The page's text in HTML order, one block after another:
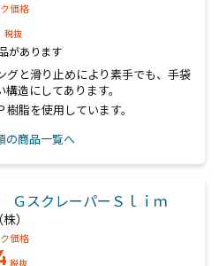
価格
税抜
があります
グと滑り止めにより素手でも、手袋
造にしてあります。
脂を使用しています。
の商品一覧へ
ＧスクレーパーＳｌｉｍ
）
価格
税抜